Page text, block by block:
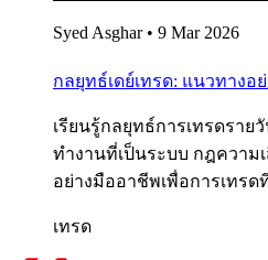
Syed Asghar• 9 Mar 2026
กลยุทธ์เดย์เทรด: แนวทางอ
เรียนรู้กลยุทธ์การเทรดราย
ทำงานที่เป็นระบบ กฎความ
อย่างมืออาชีพเพื่อการเทรด
เทรด